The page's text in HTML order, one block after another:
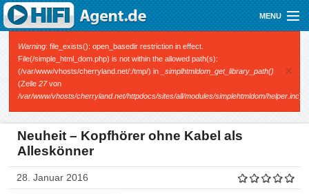
Direkt zum Inhalt
MENU
Gutscheine
Audio
Mobile
Fehlermeldung
Warning: file_exists(): open_basedir restriction in effect.
File(/simple_html_dom.php) is not within the allowed path(s):
(/var/www/vhosts/cherryland.net/:/tmp/) in
_simplhtmldom_get_library_path()
(Zeile27von
/var/www/vhosts/cherryland.net/httpdocs/sites/all/modules/simplehtmldom/helper.inc).
×
Neuheit – Kopfhörer ohne Kabel als
Alleskönner
28. Januar 2016